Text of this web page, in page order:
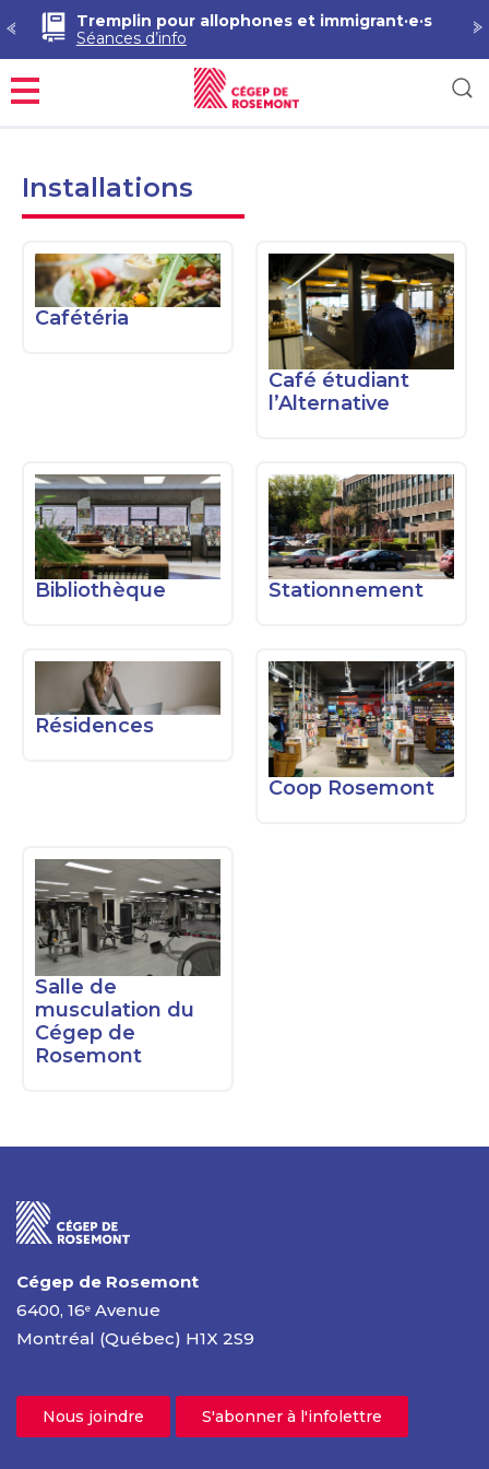
Tremplin pour allophones et immigrant·e·s
Séances d’info
Menu
Installations
Cafétéria
Café étudiant
l’Alternative
Bibliothèque Stationnement
Résidences
Coop Rosemont
Salle de
musculation du
Cégep de
Rosemont
Cégep de Rosemont
6400, 16e Avenue
Montréal (Québec) H1X 2S9
Nous joindre S'abonner à l'infolettre